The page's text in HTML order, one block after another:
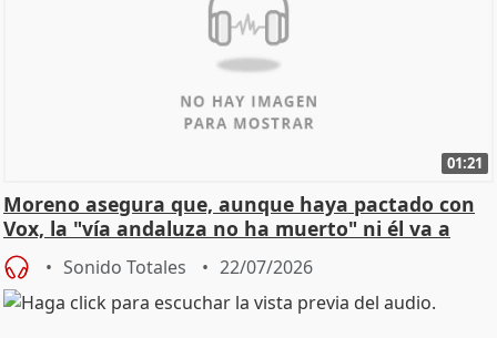
01:21
Moreno asegura que, aunque haya pactado con
Vox, la "vía andaluza no ha muerto" ni él va a
"cambiar"
Sonido Totales 22/07/2026